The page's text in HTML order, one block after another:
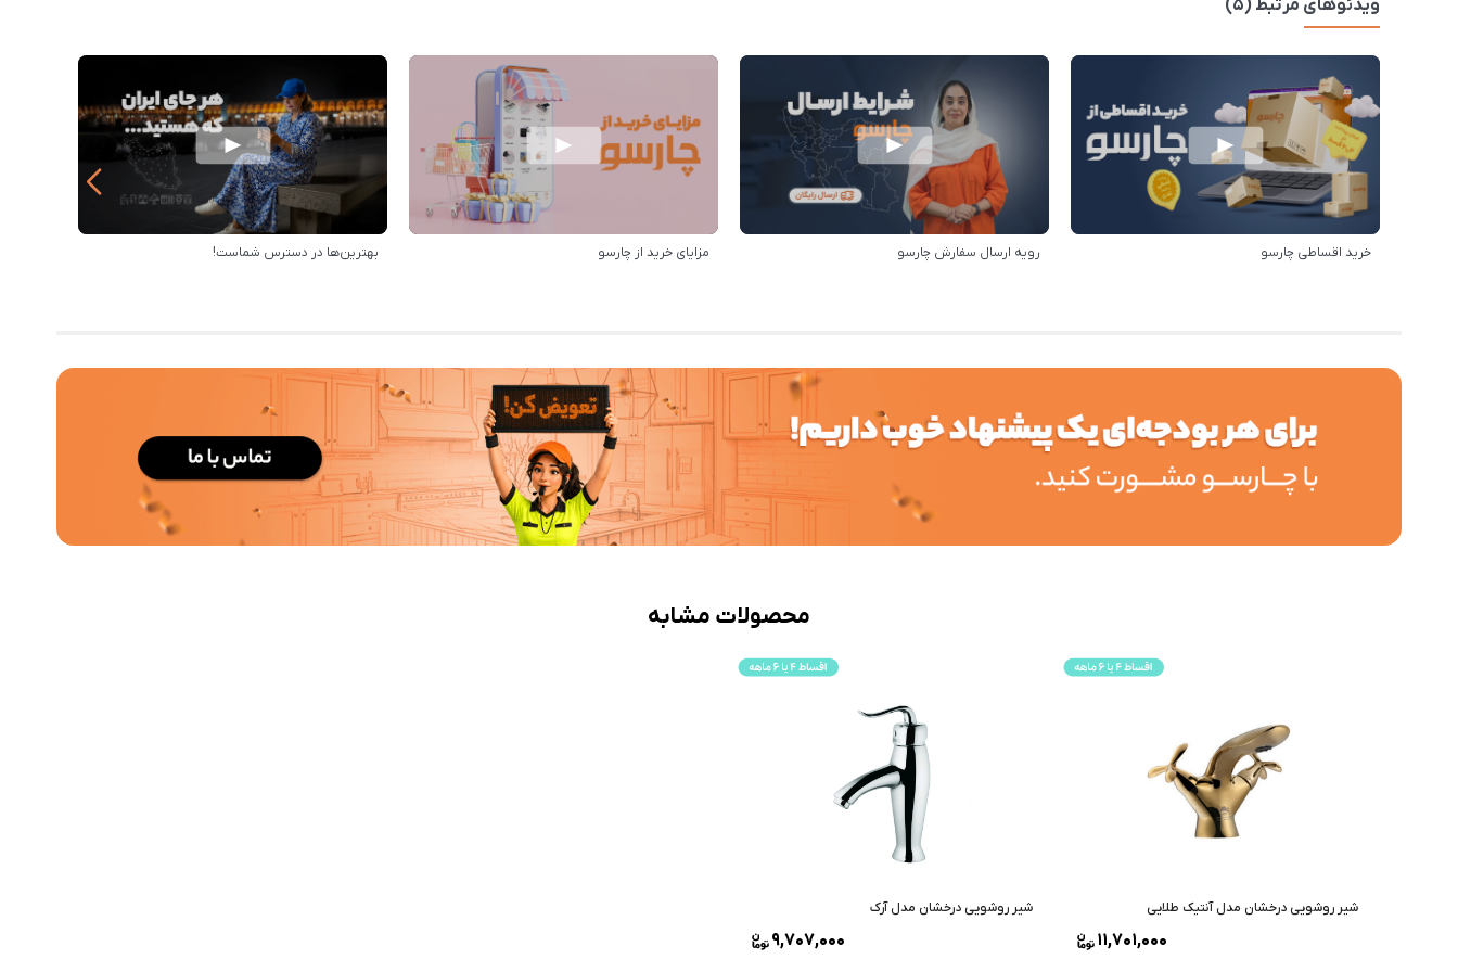
ویدئوهای مرتبط (5)
خرید اقساطی چارسو رویه ارسال سفارش چارسو مزایای خرید از چارسو بهترین‌ها در دسترس شماست!
محصولات مشابه
شیر روشویی درخشان مدل آنتیک طلایی
11,701,000
شیر روشویی درخشان مدل آرک
9,707,000